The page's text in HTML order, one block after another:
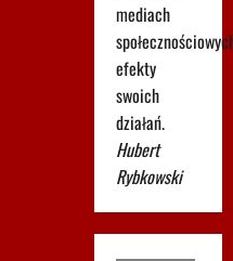
mediach
efekty
swoich
działań.
Hubert
Rybkowski